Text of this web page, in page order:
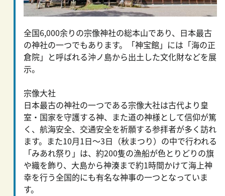
全国6,000余りの宗像神社の総本山であり、日本最古
の神社の一つでもあります。「神宝館」には「海の正
倉院」と呼ばれる沖ノ島から出土した文化財などを展
示。
宗像大社
日本最古の神社の一つである宗像大社は古代より皇
室・国家を守護する神、また道の神様として信仰が篤
く、航海安全、交通安全を祈願する参拝者が多く訪れ
ます。また10月1日～3日（秋まつり）の中で行われる
「みあれ祭り」は、約200隻の漁船が色とりどりの旗
や織を飾り、大島から神湊まで約1時間かけて海上神
幸を行う全国的にも有名な神事の一つとなっていま
す。